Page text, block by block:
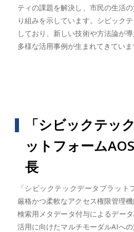
ティの課題を解決し、市民の生活
り組みを示しています。シビック
しており、新しい技術や方法論が
多様な活用事例が生まれてきていま
「シビックテッ
ットフォーム
長
「シビックテックデータプラット
厳格かつ柔軟なアクセス権限管理
検索用メタデータ付与によるデー
活用に向けたマルチモーダルAIへ